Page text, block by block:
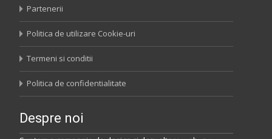
Partenerii
Politica de utilizare Cookie-uri
Termeni si conditii
Politica de confidentialitate
Despre noi